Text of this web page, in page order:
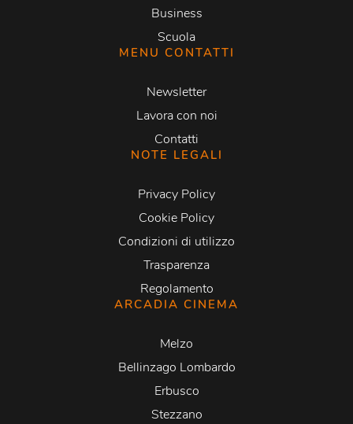
Business
Scuola
MENU CONTATTI
Newsletter
Lavora con noi
Contatti
NOTE LEGALI
Privacy Policy
Cookie Policy
Condizioni di utilizzo
Trasparenza
Regolamento
ARCADIA CINEMA
Melzo
Bellinzago Lombardo
Erbusco
Stezzano